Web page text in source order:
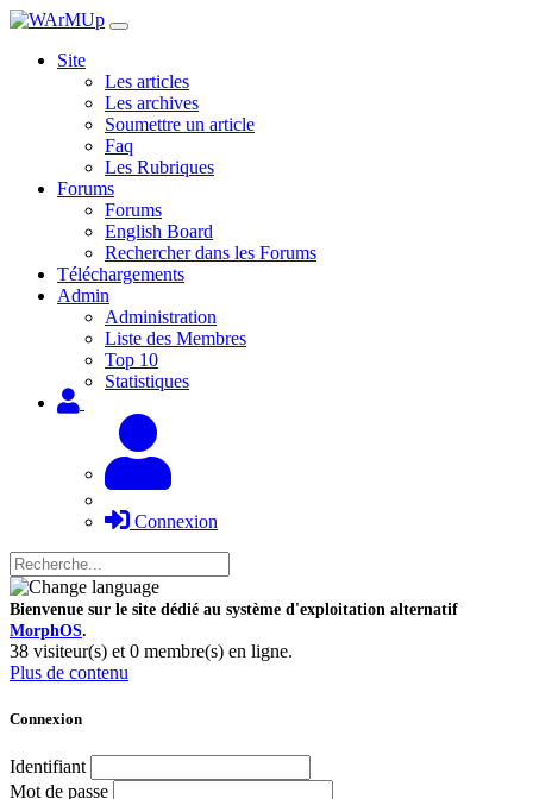
Site
Les articles
Les archives
Soumettre un article
Faq
Les Rubriques
Forums
Forums
English Board
Rechercher dans les Forums
Téléchargements
Admin
Administration
Liste des Membres
Top 10
Statistiques
Connexion
Bienvenue sur le site dédié au système d'exploitation alternatif
MorphOS.
38 visiteur(s) et 0 membre(s) en ligne.
Plus de contenu
Connexion
Identifiant
Mot de passe